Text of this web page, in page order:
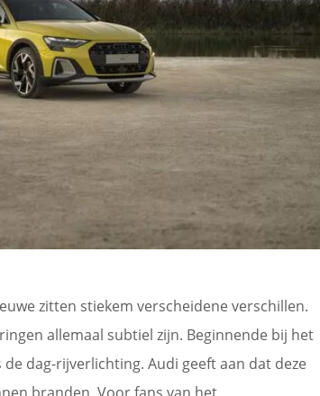
zitten stiekem verscheidene verschillen.
allemaal subtiel zijn. Beginnende bij het
dag-rijverlichting. Audi geeft aan dat deze